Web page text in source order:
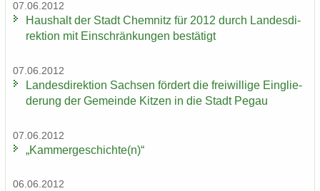
07.06.2012
Haus­halt der Stadt Chem­nitz für 2012 durch Lan­des­di­
rek­ti­on mit Ein­schrän­kun­gen be­stä­tigt
07.06.2012
Lan­des­di­rek­ti­on Sach­sen för­dert die frei­wil­li­ge Ein­glie­
de­rung der Ge­mein­de Kit­zen in die Stadt Pegau
07.06.2012
„Kam­mer­ge­schich­te(n)“
06.06.2012